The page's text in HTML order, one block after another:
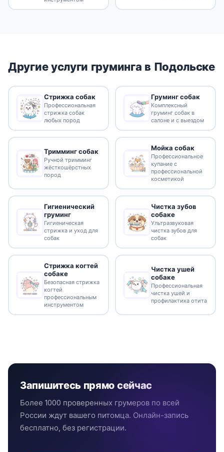
Другие услуги груминга в Подольске
Стрижка собак
Профессиональная
стрижка собак
любых пород
Груминг собак
Комплексный
груминг собак в
салоне и с выездом
Тримминг собак
Ручной тримминг
жёсткошёрстных
пород
Мойка собак
Профессиональное
купание с
профессиональной
косметикой
Гигиенический
груминг
Гигиеническая
стрижка и уход для
собак
Чистка зубов
собаке
Ультразвуковая
чистка зубов для
собак
Стрижка когтей
собаке
Безопасная стрижка
когтей
профессиональным
инструментом
Чистка ушей
собаке
Профессиональная
чистка ушей и
профилактика отита
Запишитесь прямо сейчас
Более 1000 проверенных грумеров по всей
России ждут вашего питомца. Онлайн-запись
бесплатно, без регистрации.